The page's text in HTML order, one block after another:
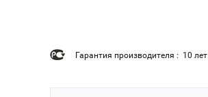
Гарантия производителя : 10 лет